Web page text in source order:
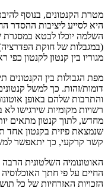
מטרת הקנטונים, בנוסף
היא לסייע ליציבות ההסדר
השלמה יוכלו לבטא במסגרת
(במגבלות של חוקת
מגוריו בין קנטון לקנטון כפי
מפת הגבולות בין הקנטונים
דומות/זהות. כך למשל
והתרבות שלהם באופן
רשויות מקומיות שירגישו לא
מחדש, לתוך קנטון מתאים
שנמצאת פיזית בקנטון אחד
קשר קרקעי, כך יתאפשר למשל
האוטונומיה השלטונית
החיים על פי חתך
הזכויות האזרחיות של כל